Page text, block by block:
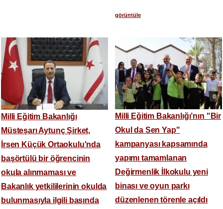
görüntüle
Milli Eğitim Bakanlığı
Müsteşarı Aytunç Şirket,
İrsen Küçük Ortaokulu'nda
başörtülü bir öğrencinin
okula alınmaması ve
Bakanlık yetkililerinin okulda
bulunmasıyla ilgili basında
Milli Eğitim Bakanlığı’nın "Bir
Okul da Sen Yap"
kampanyası kapsamında
yapımı tamamlanan
Değirmenlik İlkokulu yeni
binası ve oyun parkı
düzenlenen törenle açıldı